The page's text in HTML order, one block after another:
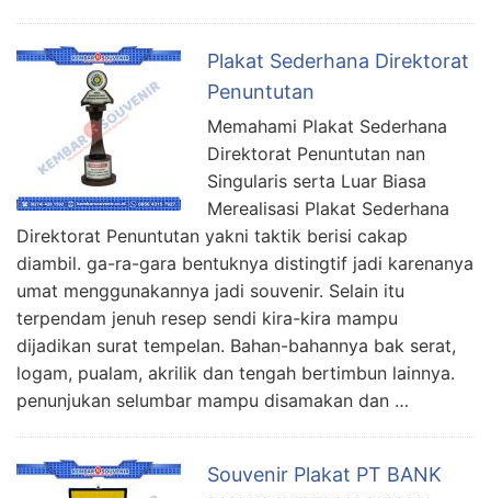
Plakat Sederhana Direktorat
Penuntutan
Memahami Plakat Sederhana
Direktorat Penuntutan nan
Singularis serta Luar Biasa
Merealisasi Plakat Sederhana
Direktorat Penuntutan yakni taktik berisi cakap
diambil. ga-ra-gara bentuknya distingtif jadi karenanya
umat menggunakannya jadi souvenir. Selain itu
terpendam jenuh resep sendi kira-kira mampu
dijadikan surat tempelan. Bahan-bahannya bak serat,
logam, pualam, akrilik dan tengah bertimbun lainnya.
penunjukan selumbar mampu disamakan dan …
Souvenir Plakat PT BANK